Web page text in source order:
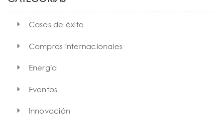
Casos de éxito
Compras internacionales
Energía
Eventos
Innovación